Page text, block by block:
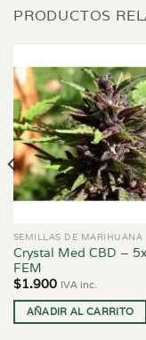
PRODUCTOS
SEMILLAS DE MARIHUANA
Crystal Med CBD –
FEM
$1.900 IVA inc.
AÑADIR AL CARRITO